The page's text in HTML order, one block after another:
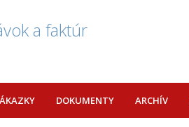
a faktúr
DOKUMENTY ARCHÍV